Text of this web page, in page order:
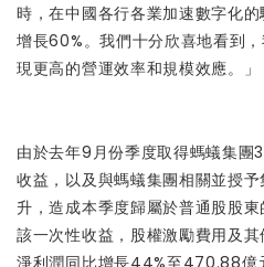
時，在中國各行各業加速數字化
增長60%。我們十分欣喜地看到
現更高的營運效率和規模效應。」
由於去年9月份季度取得螞蟻集團
收益，以及與螞蟻集團相關並授
升，造成本季度歸屬於普通股股
該一次性收益，股權激勵費用及
淨利潤同比增長44%至470.88億